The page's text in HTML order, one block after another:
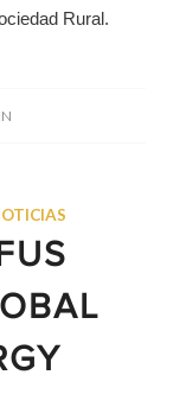
Rural.